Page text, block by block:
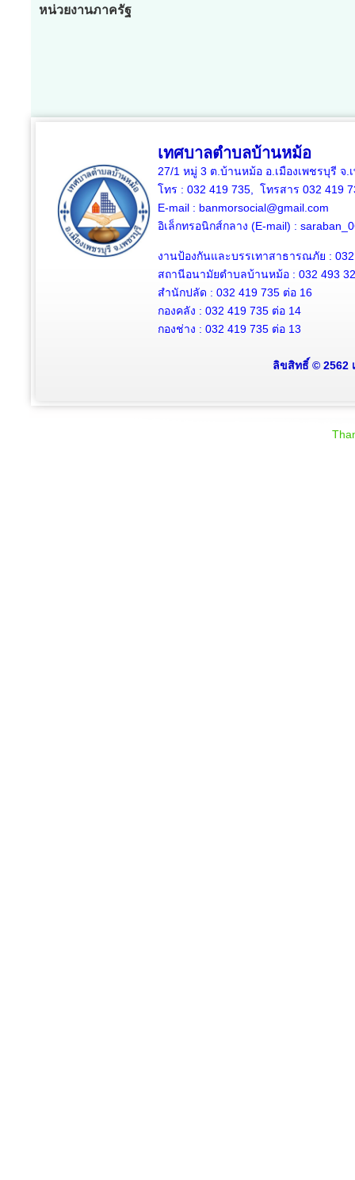
หน่วยงานภาครัฐ
เทศบาลตำบลบ้านหม้อ
27/1 หมู่ 3 ต.บ้านหม้อ อ.เมืองเพชรบุรี จ.
โทร : 032 419 735, โทรสาร 032 419
E-mail : banmorsocial@gmail.com
อิเล็กทรอนิกส์กลาง (E-mail) :
งานป้องกันและบรรเทาสาธารณภัย :
สถานีอนามัยตำบลบ้านหม้อ : 032 493
สำนักปลัด : 032 419 735 ต่อ 16
กองคลัง : 032 419 735 ต่อ 14
กองช่าง : 032 419 735 ต่อ 13
ลิขสิทธิ์ © 2562